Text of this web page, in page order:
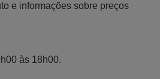
e informações sobre preços
às 18h00.